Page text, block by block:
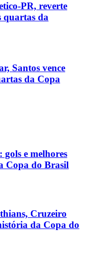
PR, reverte
quartas da
Santos vence
da Copa
e melhores
Copa do Brasil
Cruzeiro
da Copa do